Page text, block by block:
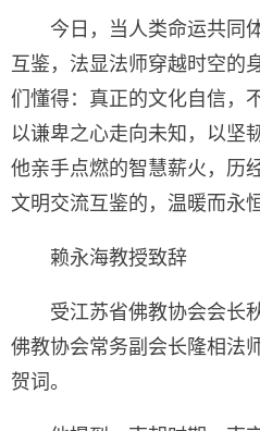
今日，当人类命运共同
互鉴，法显法师穿越时空
们懂得：真正的文化自信，
以谦卑之心走向未知，以坚
他亲手点燃的智慧薪火，历
文明交流互鉴的，温暖而永恒
赖永海教授致辞
受江苏省佛教协会会长
佛教协会常务副会长隆相法
贺词。